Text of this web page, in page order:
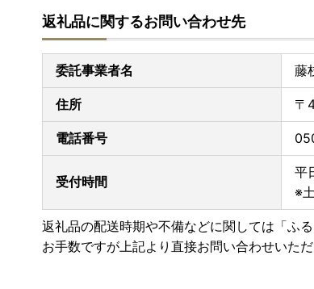
▼お届け後
返礼品のお受け取り後はすぐに中身や状態をご確
手数ではございますがお問い合わせ先までご連絡
ご了承ください。
■返礼品と関係書類の発送について■
藤枝市では、返礼品と受領証明書やワンストップ
お届け時期が前後する場合がございますがご了承く
■藤枝市では令和5年9月から■
「ふるさと納税総合窓口ふるまど 」のサービス利
マイナンバーカードとスマートフォンがあればオ
返礼品に関するお問い合わせ先
委託事業者名 藤
住所 〒
電話番号
受付時間
平
※
返礼品の配送時期や不備などに関しては「ふ
お手数ですが上記より直接お問い合わせいた